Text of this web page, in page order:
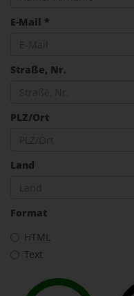
E-Mail *
Straße, Nr.
PLZ/Ort
Land
Format
HTML
Text